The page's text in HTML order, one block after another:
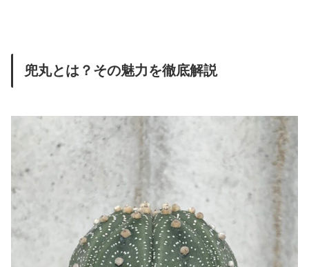
兜丸とは？その魅力を徹底解説